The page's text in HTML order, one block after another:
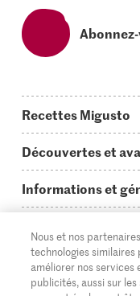
Recettes Migusto
Idées de menus
Plats principaux
Simple & vite prêt
Apéritif
Découvertes et
On en parle...
Tutoriels
Glossaire des
Informations et
Questions
Cuisiner avec
Service clientèle
Supermarché
Migros Online
DE FR IT
Nous et nos
technologies
améliorer nos services
publicités, aussi sur